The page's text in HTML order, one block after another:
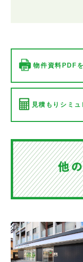
物件資料PDF
見積もりシミ